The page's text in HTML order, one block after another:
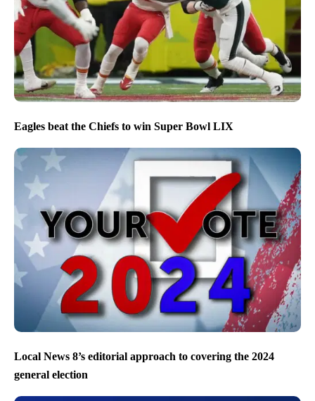
Eagles beat the Chiefs to win Super Bowl LIX
Local News 8’s editorial approach to covering the 2024
general election